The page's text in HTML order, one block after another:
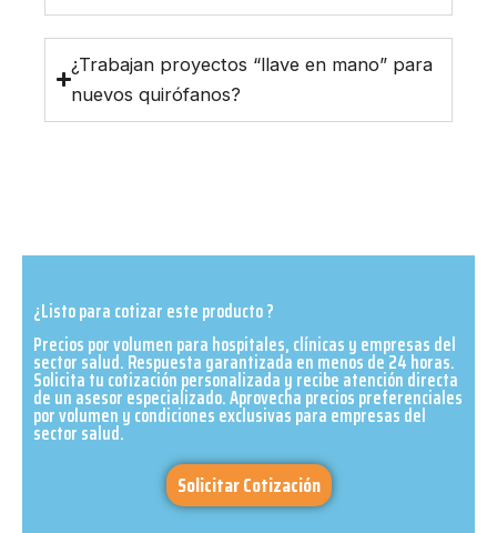
¿Trabajan proyectos “llave en mano” para
nuevos quirófanos?
¿Listo para cotizar este producto ?
Precios por volumen para hospitales, clínicas y empresas del
sector salud. Respuesta garantizada en menos de 24 horas.
Solicita tu cotización personalizada y recibe atención directa
de un asesor especializado. Aprovecha precios preferenciales
por volumen y condiciones exclusivas para empresas del
sector salud.​
Solicitar Cotización